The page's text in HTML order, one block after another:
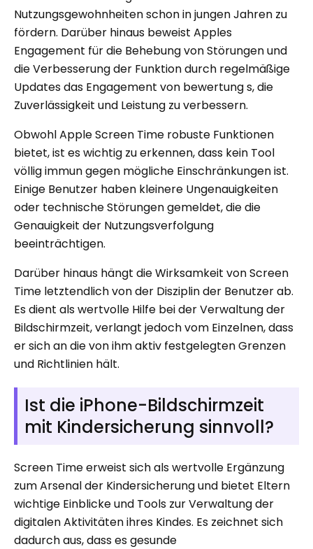
Nutzungsgewohnheiten schon in jungen Jahren zu
fördern. Darüber hinaus beweist Apples
Engagement für die Behebung von Störungen und
die Verbesserung der Funktion durch regelmäßige
Updates das Engagement von bewertung s, die
Zuverlässigkeit und Leistung zu verbessern.
Obwohl Apple Screen Time robuste Funktionen
bietet, ist es wichtig zu erkennen, dass kein Tool
völlig immun gegen mögliche Einschränkungen ist.
Einige Benutzer haben kleinere Ungenauigkeiten
oder technische Störungen gemeldet, die die
Genauigkeit der Nutzungsverfolgung
beeinträchtigen.
Darüber hinaus hängt die Wirksamkeit von Screen
Time letztendlich von der Disziplin der Benutzer ab.
Es dient als wertvolle Hilfe bei der Verwaltung der
Bildschirmzeit, verlangt jedoch vom Einzelnen, dass
er sich an die von ihm aktiv festgelegten Grenzen
und Richtlinien hält.
Ist die iPhone-Bildschirmzeit
mit Kindersicherung sinnvoll?
Screen Time erweist sich als wertvolle Ergänzung
zum Arsenal der Kindersicherung und bietet Eltern
wichtige Einblicke und Tools zur Verwaltung der
digitalen Aktivitäten ihres Kindes. Es zeichnet sich
dadurch aus, dass es gesunde